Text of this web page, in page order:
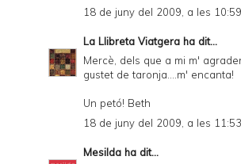
18 de juny del 2009, a les 10:59
La Llibreta Viatgera ha dit...
Mercè, dels que a mi m'
gustet de taronja....m' encanta!
Un petó! Beth
18 de juny del 2009, a les 11:53
Mesilda ha dit...